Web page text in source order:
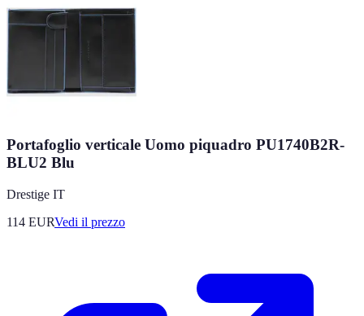
Portafoglio verticale Uomo piquadro PU1740B2R-
BLU2 Blu
Drestige IT
114 EURVedi il prezzo